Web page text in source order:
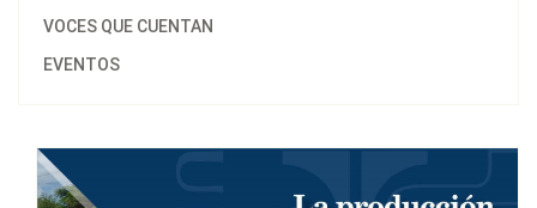
VOCES QUE CUENTAN
EVENTOS